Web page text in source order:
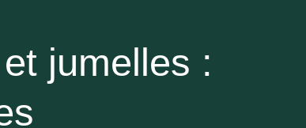
jumelles :